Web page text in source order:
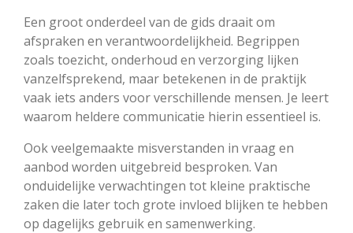
Een groot onderdeel van de gids draait om
afspraken en verantwoordelijkheid. Begrippen
zoals toezicht, onderhoud en verzorging lijken
vanzelfsprekend, maar betekenen in de praktijk
vaak iets anders voor verschillende mensen. Je leert
waarom heldere communicatie hierin essentieel is.
Ook veelgemaakte misverstanden in vraag en
aanbod worden uitgebreid besproken. Van
onduidelijke verwachtingen tot kleine praktische
zaken die later toch grote invloed blijken te hebben
op dagelijks gebruik en samenwerking.